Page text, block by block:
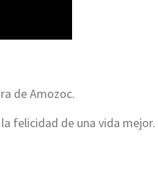
de Amozoc.
felicidad de una vida mejor.